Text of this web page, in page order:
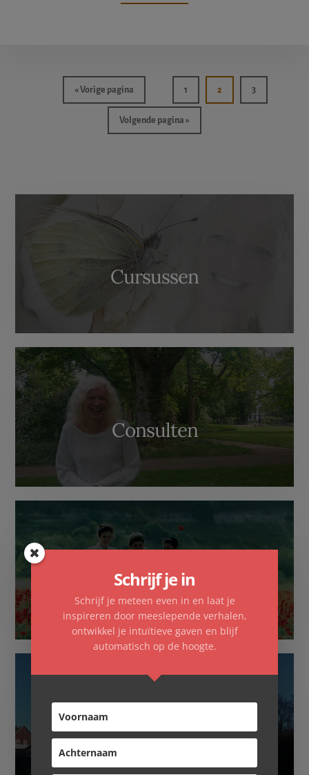
VAN
«Ga
naar
Vorige pagina Pagina
1 Pagina
2 Pagina
3
Ga
naar
Volgende pagina »
Content
Cursussen
Consulten
Familieopstellingen
Overnachten
Schrijf je in
Schrijf je meteen even in en laat je
inspireren door meeslepende verhalen,
ontwikkel je intuïtieve gaven en blijf
automatisch op de hoogte.